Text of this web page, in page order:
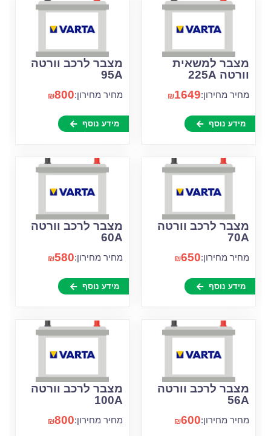
מצבר למשאית
וורטה 225A
מחיר מחירון: ₪1649
מידע נוסף
מצבר לרכב וורטה
95A
מחיר מחירון: ₪800
מידע נוסף
מצבר לרכב וורטה
70A
מחיר מחירון: ₪650
מידע נוסף
מצבר לרכב וורטה
60A
מחיר מחירון: ₪580
מידע נוסף
מצבר לרכב וורטה
56A
מחיר מחירון: ₪600
מצבר לרכב וורטה
100A
מחיר מחירון: ₪800